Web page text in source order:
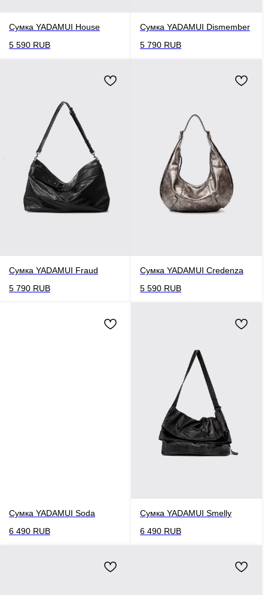
Сумка YADAMUI House
5 590 RUB
Сумка YADAMUI Dismember
5 790 RUB
Сумка YADAMUI Fraud
5 790 RUB
Сумка YADAMUI Credenza
5 590 RUB
Сумка YADAMUI Soda
6 490 RUB
Сумка YADAMUI Smelly
6 490 RUB